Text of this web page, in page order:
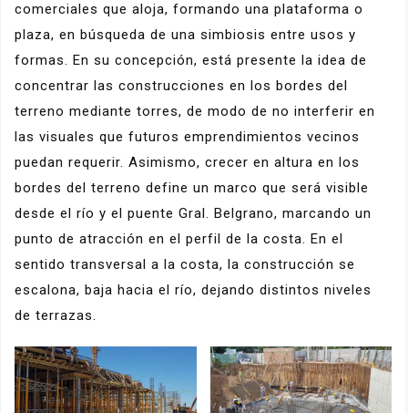
comerciales que aloja, formando una plataforma o
plaza, en búsqueda de una simbiosis entre usos y
formas. En su concepción, está presente la idea de
concentrar las construcciones en los bordes del
terreno mediante torres, de modo de no interferir en
las visuales que futuros emprendimientos vecinos
puedan requerir. Asimismo, crecer en altura en los
bordes del terreno define un marco que será visible
desde el río y el puente Gral. Belgrano, marcando un
punto de atracción en el perfil de la costa. En el
sentido transversal a la costa, la construcción se
escalona, baja hacia el río, dejando distintos niveles
de terrazas.